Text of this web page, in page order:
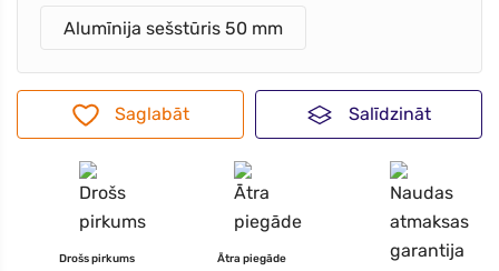
Alumīnija sešstūris 50 mm
Saglabāt Salīdzināt
Drošs pirkums Ātra piegāde